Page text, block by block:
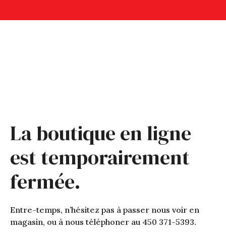
La boutique en ligne
est temporairement
fermée.
Entre-temps, n’hésitez pas à passer nous voir en
magasin, ou à nous téléphoner au 450 371-5393.